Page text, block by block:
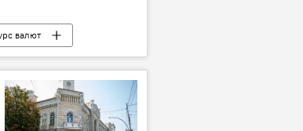
валют